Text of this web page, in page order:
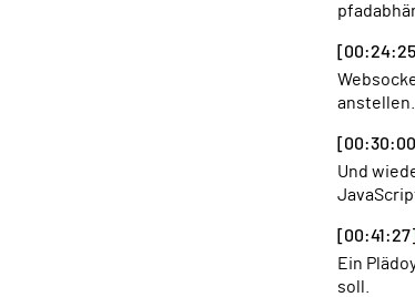
Websockets unterstützen neuerdings auch die Übertragung von Binärdaten. Damit lässt sich allerhand
anstellen.
Und
[00:41:27]
Ein Plädoyer dafür, dass man Browserbugs unbedingt sauber untersuchen und sie den Herstellern melden
soll.